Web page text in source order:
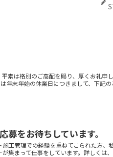
素は格別のご高配を賜り、厚くお礼申
年末年始の休業日につきまして、下記の
をお待ちしています。
工管理での経験を重ねてこられた方、
集まって仕事をしています。詳しくは